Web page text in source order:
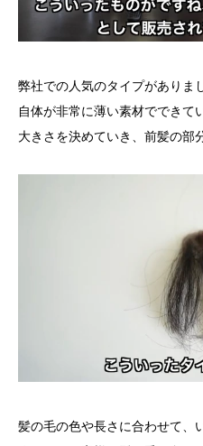
弊社での人気のタイプがありま
自体が非常に薄い素材でできて
大きさを決めていき、前髪の部
髪の毛の色や長さに合わせて、